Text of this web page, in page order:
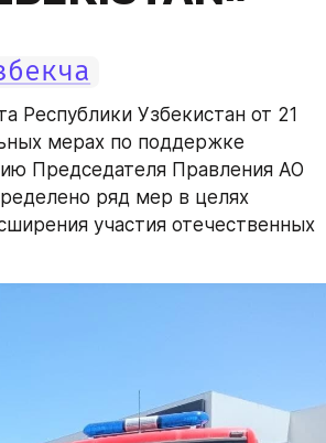
Республики Узбекистан от 21
мерах по поддержке
Председателя Правления АО
ряд мер в целях
участия отечественных